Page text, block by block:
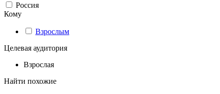
Россия
Кому
Взрослым
Целевая аудитория
Взрослая
Найти похожие